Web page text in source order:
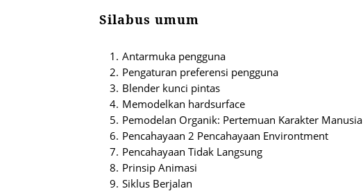
Silabus umum
Antarmuka pengguna
Pengaturan preferensi pengguna
Blender kunci pintas
Memodelkan hardsurface
Pemodelan Organik: Pertemuan Karakter Manusia
Pencahayaan 2 Pencahayaan Environtment
Pencahayaan Tidak Langsung
Prinsip Animasi
Siklus Berjalan